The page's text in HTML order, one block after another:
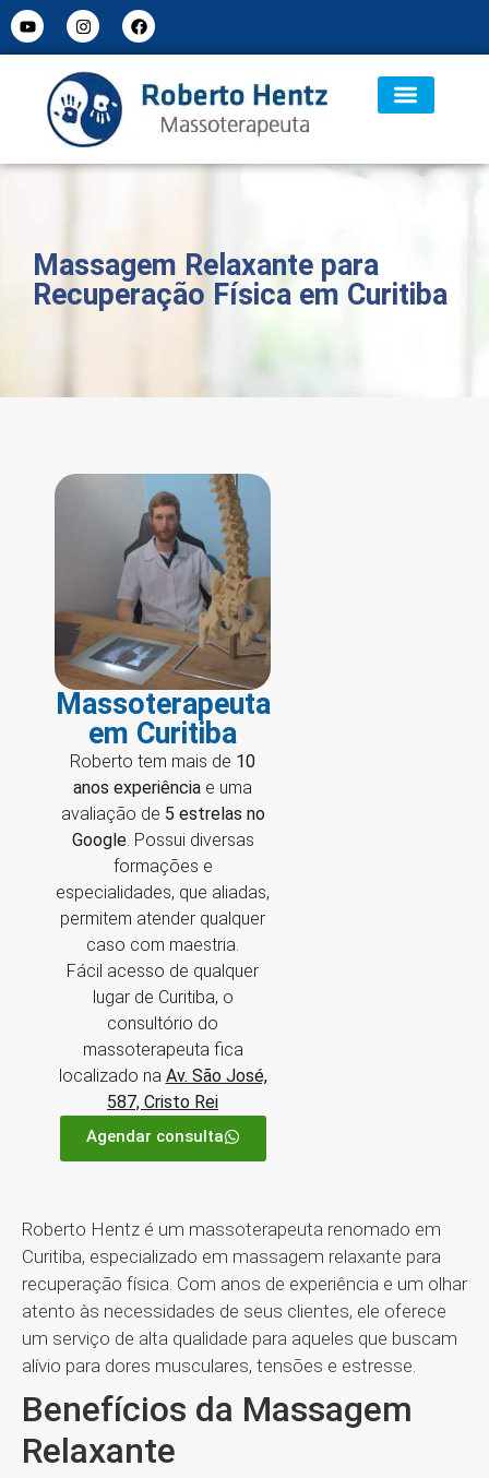
Massagem Relaxante para
Recuperação Física em Curitiba
Massoterapeuta
em Curitiba
Roberto tem mais de 10
anos experiência e uma
avaliação de 5 estrelas no
Google. Possui diversas
formações e
especialidades, que aliadas,
permitem atender qualquer
caso com maestria.
Fácil acesso de qualquer
lugar de Curitiba, o
consultório do
massoterapeuta fica
localizado na Av. São José,
587, Cristo Rei
Agendar consulta
Roberto Hentz é um massoterapeuta renomado em
Curitiba, especializado em massagem relaxante para
recuperação física. Com anos de experiência e um olhar
atento às necessidades de seus clientes, ele oferece
um serviço de alta qualidade para aqueles que buscam
alívio para dores musculares, tensões e estresse.
Benefícios da Massagem
Relaxante